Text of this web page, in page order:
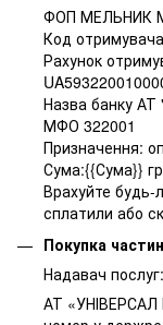
ФОП МЕЛЬНИК
Код
Рахунок
Назва банку
МФО 322001
Призначення:
Сума:{{Сума}}
Врахуйте будь-
сплатили або
Покупка
Надавач послуг:
АТ «УНІВЕРСАЛ